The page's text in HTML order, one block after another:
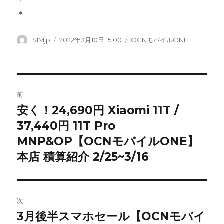
＊
投
SIMjp
投
2022年3月10日 15:00
カ
OCNモバイルONE
稿
ナ
ビ
シ
前
前
の
投
稿:
安く！24,690円 Xiaomi 11T /
37,440円 11T Pro
MNP&OP【OCNモバイルONE】
本店 積算紹介 2/25~3/16
次
次
3月後半スマホセール【OCNモバイ